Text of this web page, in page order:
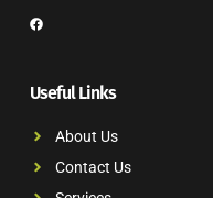
Useful Links
About Us
Contact Us